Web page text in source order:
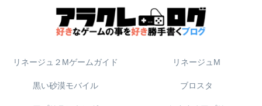
リネージュ２Mゲームガイド リネージュM
黒い砂漠モバイル ブロスタ